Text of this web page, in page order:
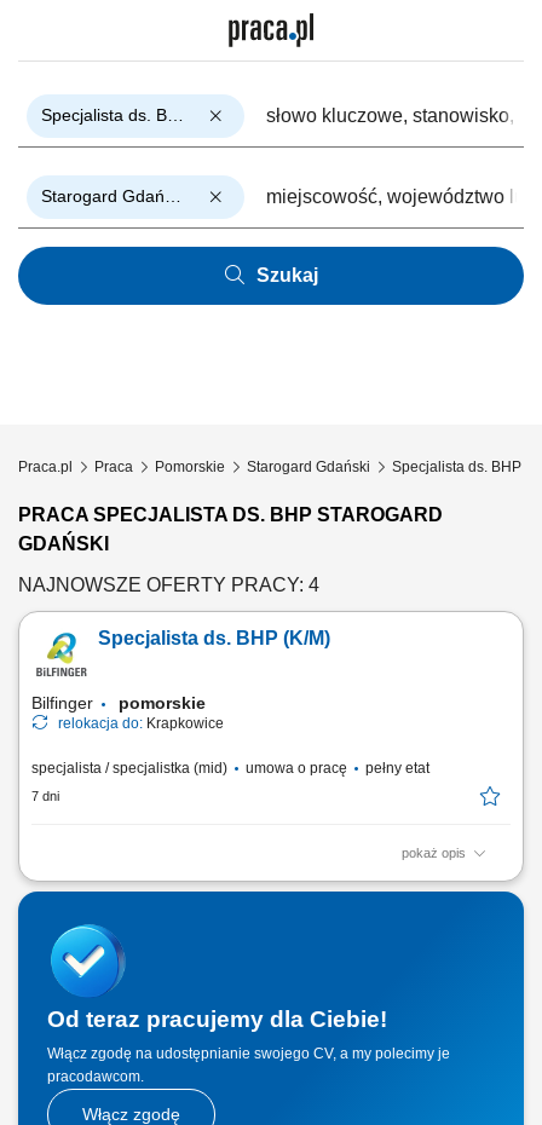
Szukaj
Praca.pl Praca Pomorskie Starogard Gdański Specjalista ds. BHP
PRACA SPECJALISTA DS. BHP STAROGARD
GDAŃSKI
NAJNOWSZE OFERTY PRACY: 4
Specjalista ds. BHP (K/M)
Bilfinger pomorskie
relokacja do: Krapkowice
specjalista / specjalistka (mid) umowa o pracę pełny etat
7 dni
pokaż opis
Twój zakres obowiązków: kompleksowa obsługa obszaru BHP na
dokumentacją BHP – jej weryfikacja zgodności z obowiązującymi
przepisami oraz wewnętrznymi wytycznymi systemu zarzadzania HSEQ.
prowadzenie inspekcji BHP i kontroli...
Od teraz pracujemy dla Ciebie!
Włącz zgodę na udostępnianie swojego CV, a my polecimy je
pracodawcom.
Włącz zgodę